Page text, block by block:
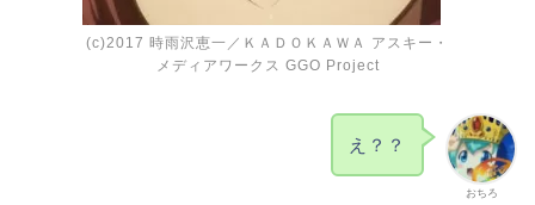
(c)2017 時雨沢恵一／ＫＡＤＯＫＡＷＡ アスキー・
メディアワークス GGO Project
おちろ
え？？